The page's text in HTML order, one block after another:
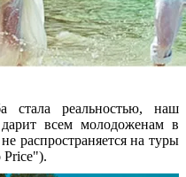
стала реальностью, наш
всем молодоженам в
распространяется на туры
Price").